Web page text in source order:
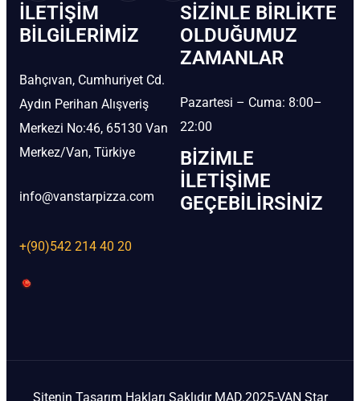
İLETIŞIM
BİLGILERIMIZ
Bahçıvan, Cumhuriyet Cd.
Aydın Perihan Alışveriş
Merkezi No:46, 65130 Van
Merkez/Van, Türkiye
info@vanstarpizza.com
+(90)542 214 40 20
SIZINLE BIRLIKTE
OLDUĞUMUZ
ZAMANLAR
Pazartesi – Cuma: 8:00–
22:00
BIZIMLE
İLETIŞIME
GEÇEBILIRSINIZ
Sitenin Tasarım Hakları Saklıdır MAD.2025-VAN Star